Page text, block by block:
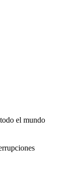
el mundo